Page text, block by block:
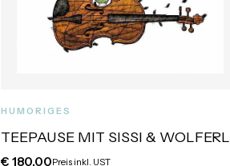
HUMORIGES
TEEPAUSE MIT SISSI & WOLFERL
€ 180,00Preis inkl. UST